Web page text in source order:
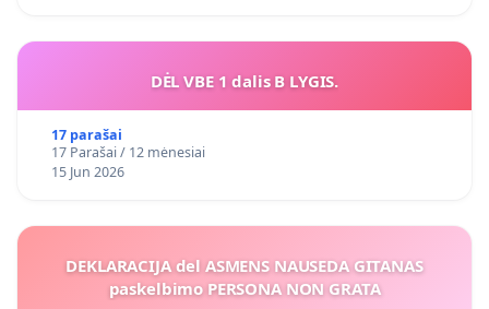
DĖL VBE 1 dalis B LYGIS.
17 parašai
17 Parašai / 12 mėnesiai
15 Jun 2026
DEKLARACIJA del ASMENS NAUSEDA GITANAS
paskelbimo PERSONA NON GRATA